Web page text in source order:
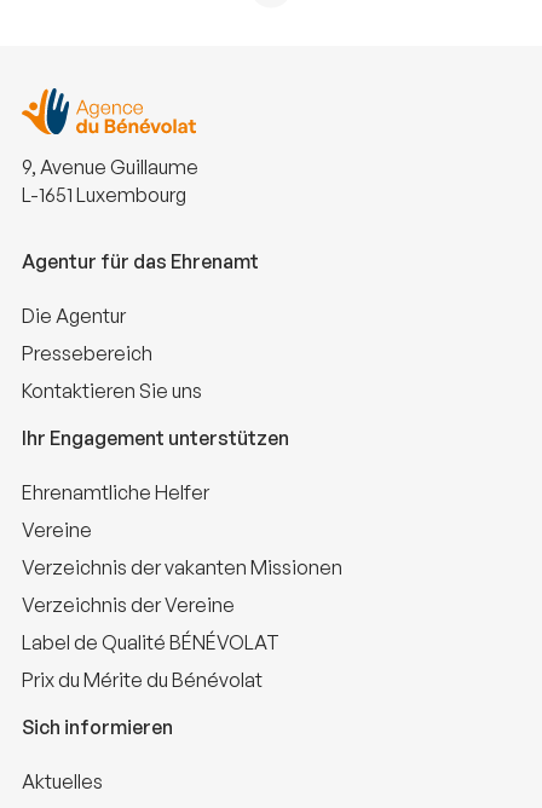
9, Avenue Guillaume
L-1651 Luxembourg
Agentur für das Ehrenamt
Die Agentur
Pressebereich
Kontaktieren Sie uns
Ihr Engagement unterstützen
Ehrenamtliche Helfer
Vereine
Verzeichnis der vakanten Missionen
Verzeichnis der Vereine
Label de Qualité BÉNÉVOLAT
Prix du Mérite du Bénévolat
Sich informieren
Aktuelles